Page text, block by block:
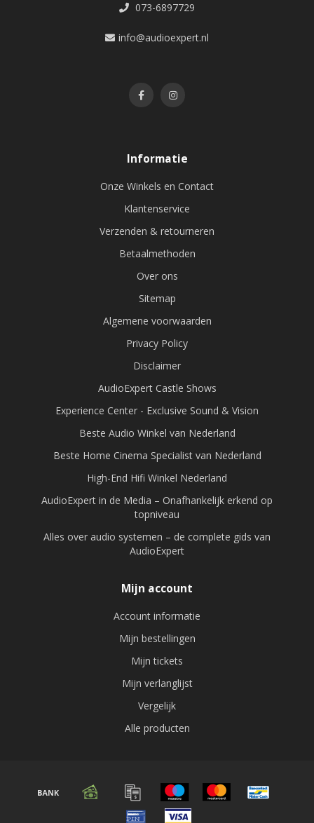
073-6897729
info@audioexpert.nl
Informatie
Onze Winkels en Contact
Klantenservice
Verzenden & retourneren
Betaalmethoden
Over ons
Sitemap
Algemene voorwaarden
Privacy Policy
Disclaimer
AudioExpert Castle Shows
Experience Center - Exclusive Sound & Vision
Beste Audio Winkel van Nederland
Beste Home Cinema Specialist van Nederland
High-End Hifi Winkel Nederland
AudioExpert in de Media – Onafhankelijk erkend op
topniveau
Alles over audio systemen – de complete gids van
AudioExpert
Mijn account
Account informatie
Mijn bestellingen
Mijn tickets
Mijn verlanglijst
Vergelijk
Alle producten